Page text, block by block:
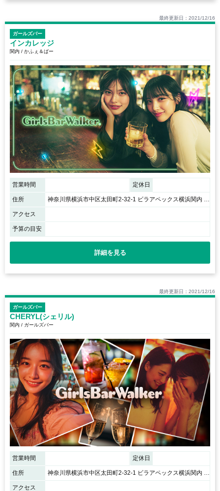
最終更新日：2021/12/16
ガールズバー
インカレッジ
関内 / かふぇ＆ばー
営業時間 定休日
住所 神奈川県横浜市中区太田町2-32-1 ビラアペックス横浜関内 6F
アクセス
予算の目安
詳細を見る
最終更新日：2021/12/16
ガールズバー
CHERYL(シェリル)
関内 / ガールズバー
営業時間 定休日
住所
アクセス